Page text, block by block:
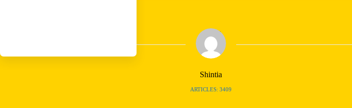
Shintia
ARTICLES: 3409